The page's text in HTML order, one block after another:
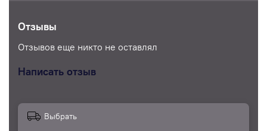
Отзывы
Отзывов еще никто не оставлял
Написать отзыв
Выбрать